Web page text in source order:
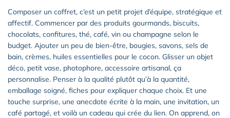
Composer un coffret, c’est un petit projet d’équipe, stratégique et
affectif. Commencer par des produits gourmands, biscuits,
chocolats, confitures, thé, café, vin ou champagne selon le
budget. Ajouter un peu de bien-être, bougies, savons, sels de
bain, crèmes, huiles essentielles pour le cocon. Glisser un objet
déco, petit vase, photophore, accessoire artisanal, ça
personnalise. Penser à la qualité plutôt qu’à la quantité,
emballage soigné, fiches pour expliquer chaque choix. Et une
touche surprise, une anecdote écrite à la main, une invitation, un
café partagé, et voilà un cadeau qui crée du lien. On apprend, on